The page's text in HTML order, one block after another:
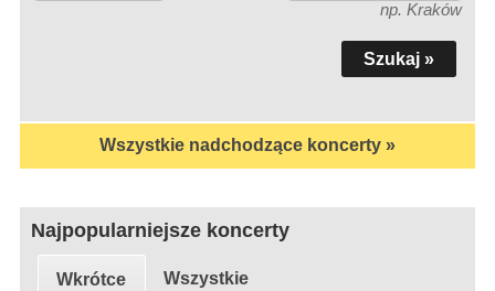
np. Kraków
Wszystkie nadchodzące koncerty »
Najpopularniejsze koncerty
Wkrótce Wszystkie